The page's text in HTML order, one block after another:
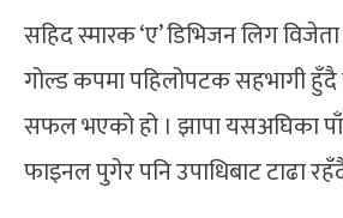
सहिद स्मारक ‘ए’ डिभिजन लिग
गोल्ड कपमा पहिलोपटक सहभागी हुँदै
सफल भएको हो । झापा यसअघिका
फाइनल पुगेर पनि उपाधिबाट टाढा